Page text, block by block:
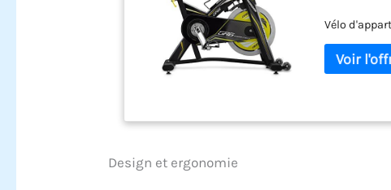
Vélo
Design et ergonomie